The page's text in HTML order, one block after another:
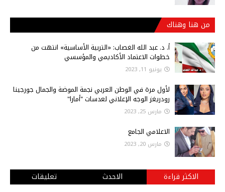
من هنا وهناك
أ‌. د. عبد الله الغصاب: «التربية الأساسية» انتهت من
خطوات الاعتماد الأكاديمي والمؤسسي
يونيو 11, 2023
لأول مرة في الوطن العربي نجمة الموضة والجمال جورجينا
رودريغز الوجه الإعلاني لعدسات "أمارا"
مارس 25, 2023
الاعلامي الجامع
مارس 20, 2023
الاكثر قراءة الاحدث تعليقات